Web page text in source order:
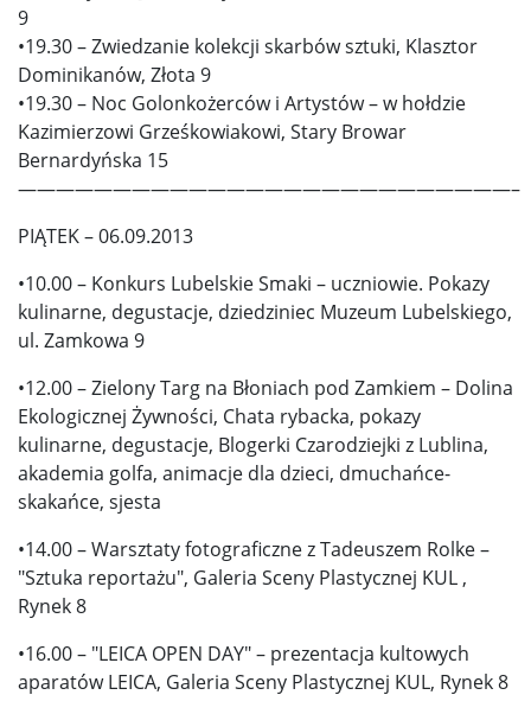
9
•19.30 – Zwiedzanie kolekcji skarbów sztuki, Klasztor
Dominikanów, Złota 9
•19.30 – Noc Golonkożerców i Artystów – w hołdzie
Kazimierzowi Grześkowiakowi, Stary Browar
Bernardyńska 15
——————————————————————————–
PIĄTEK – 06.09.2013
•10.00 – Konkurs Lubelskie Smaki – uczniowie. Pokazy
kulinarne, degustacje, dziedziniec Muzeum Lubelskiego,
ul. Zamkowa 9
•12.00 – Zielony Targ na Błoniach pod Zamkiem – Dolina
Ekologicznej Żywności, Chata rybacka, pokazy
kulinarne, degustacje, Blogerki Czarodziejki z Lublina,
akademia golfa, animacje dla dzieci, dmuchańce-
skakańce, sjesta
•14.00 – Warsztaty fotograficzne z Tadeuszem Rolke –
"Sztuka reportażu", Galeria Sceny Plastycznej KUL ,
Rynek 8
•16.00 – "LEICA OPEN DAY" – prezentacja kultowych
aparatów LEICA, Galeria Sceny Plastycznej KUL, Rynek 8